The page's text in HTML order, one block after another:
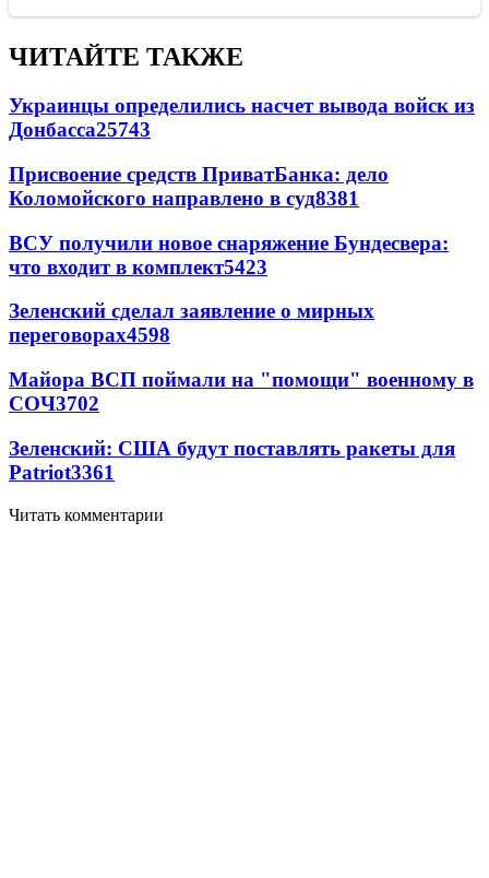
ЧИТАЙТЕ ТАКЖЕ
Украинцы определились насчет вывода войск из
Донбасса25743
Присвоение средств ПриватБанка: дело
Коломойского направлено в суд8381
ВСУ получили новое снаряжение Бундесвера:
что входит в комплект5423
Зеленский сделал заявление о мирных
переговорах4598
Майора ВСП поймали на "помощи" военному в
СОЧ3702
Зеленский: США будут поставлять ракеты для
Patriot3361
Читать комментарии